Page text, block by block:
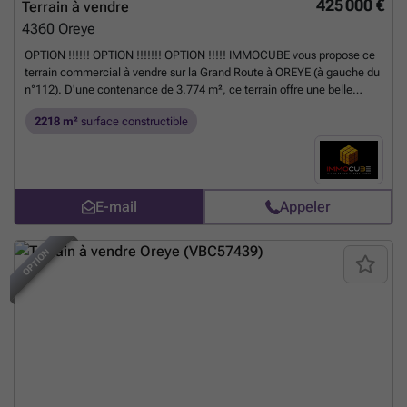
425 000 €
Terrain à vendre
4360 Oreye
OPTION !!!!!! OPTION !!!!!!! OPTION !!!!! IMMOCUBE vous propose ce
terrain commercial à vendre sur la Grand Route à OREYE (à gauche du
n°112). D'une contenance de 3.774 m², ce terrain offre une belle
urbanistiques sur demande. Surface à bâtir de 2.218 m² et partie en
zone ZACC de 1.556 m². Revenu cadastral : A définir. Prix : Faire offre
à partir de 425.000€ *Pour découvrir d'autres biens en exclusivité ou
obtenir une estimation gratuite et sans engagement, contactez votre
conseiller Immocube. Nous vous accompagnons dans tous vos projets
immobiliers, que ce soit à l'achat, à la vente ou à l'investissement.
savoir plus ?
2218 m² surface constructible
E-mail Appeler
OPTION